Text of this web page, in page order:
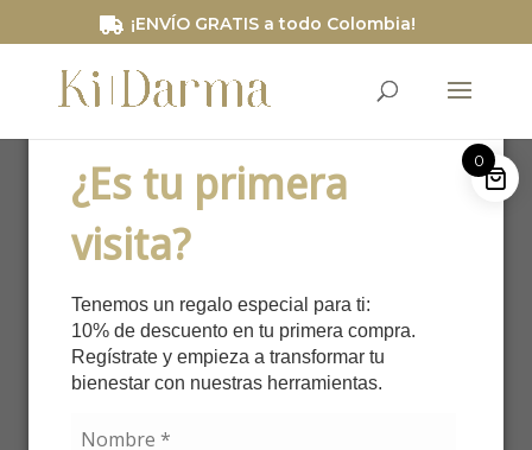
¿Es tu primera
visita?
Tenemos un regalo especial para ti:
10% de descuento en tu primera compra.
Regístrate y empieza a transformar tu
bienestar con nuestras herramientas.
/*Código de segimiento RD STATION*/
¡ENVÍO GRATIS a todo Colombia!
Mi cuenta
Acceder
0